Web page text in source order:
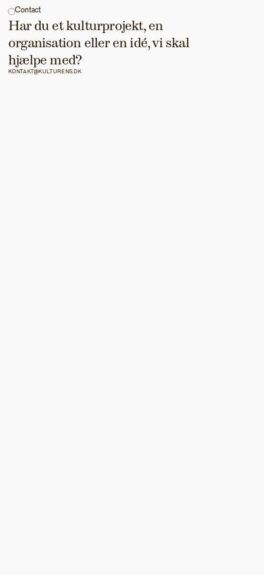
Contact
Har du et kulturprojekt, en
organisation eller en idé, vi skal
hjælpe med?
KONTAKT@KULTURENS.DK